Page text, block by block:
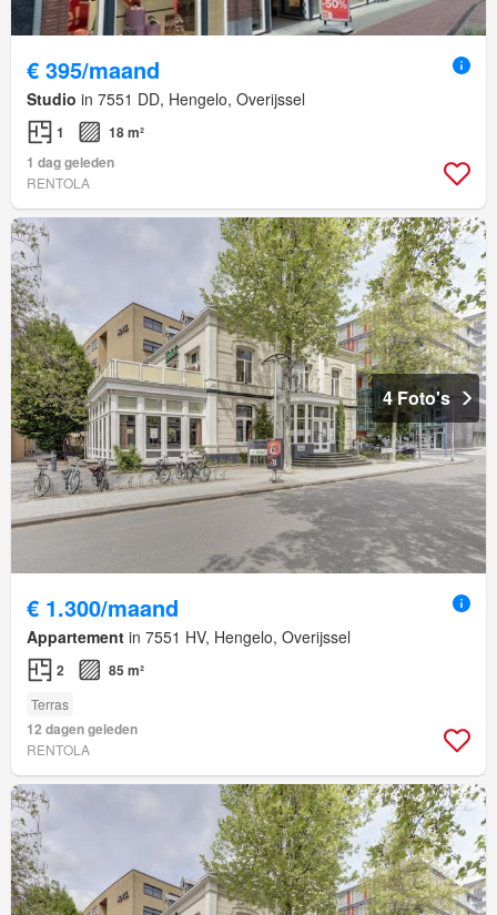
€ 395/maand
Studio in 7551 DD, Hengelo, Overijssel
1
18 m²
1 dag geleden
RENTOLA
4 Foto's
€ 1.300/maand
Appartement in 7551 HV, Hengelo, Overijssel
2 85 m²
Terras
12 dagen geleden
RENTOLA